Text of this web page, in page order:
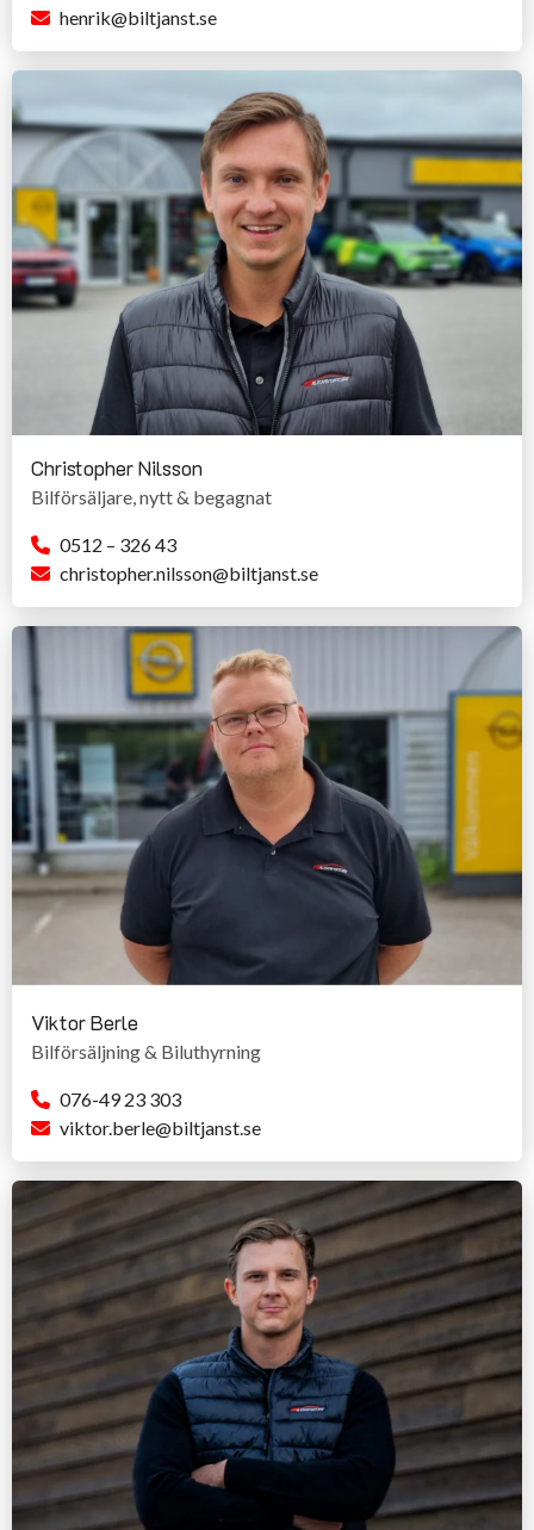
henrik@biltjanst.se
Christopher Nilsson
Bilförsäljare, nytt & begagnat
0512 – 326 43
christopher.nilsson@biltjanst.se
Viktor Berle
Bilförsäljning & Biluthyrning
076-49 23 303
viktor.berle@biltjanst.se